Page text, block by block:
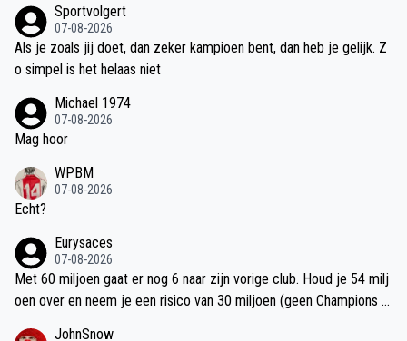
ongens ook scouten he zoals Twente heeft gedaan. We hebben nu
Carrizo gehaald maar dat is eigenlijk een type Patati niet explosief
of heel sterk in de 1 tegen 1 maar lijken meer spelmakers en goed
in combinatie en wellicht beter in een vrije rol en niet zo geplakt a
an de zijkant.
elinzicht, heeft lengte dus het is mij een raadsel dat ze dat nog nie
t hebben geprobeerd.
Sportvolgert
07-08-2026
Als je zoals jij doet, dan zeker kampioen bent, dan heb je gelijk. Z
o simpel is het helaas niet
Michael 1974
07-08-2026
Mag hoor
WPBM
07-08-2026
Echt?
Eurysaces
07-08-2026
Met 60 miljoen gaat er nog 6 naar zijn vorige club. Houd je 54 milj
oen over en neem je een risico van 30 miljoen (geen Champions L
JohnSnow